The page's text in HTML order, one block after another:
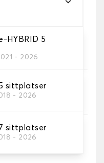
HYBRID 5
- 2026
sittplatser
- 2026
sittplatser
- 2026